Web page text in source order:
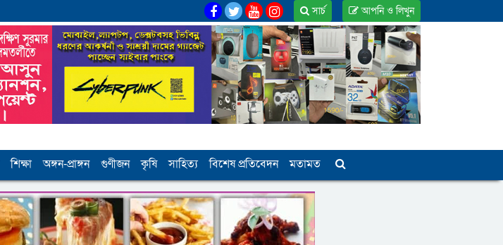
আপনি ও লিখুন
সার্চ
শিক্ষা অঙ্গন-প্রাঙ্গন গুণীজন কৃষি সাহিত্য বিশেষ প্রতিবেদন মতামত